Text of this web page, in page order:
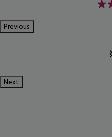
3
Previous
Next